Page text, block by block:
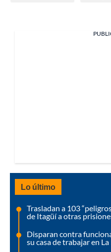
Lo último
Trasladan a 103
de Itagüí a otras
Disparan contra
su casa de trabajar en